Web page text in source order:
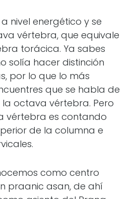
nivel energético y se
vértebra, que equivale
torácica. Ya sabes
solía hacer distinción
por lo que lo más
que se habla de
octava vértebra. Pero
vértebra es contando
de la columna e
como centro
praanic asan, de ahí